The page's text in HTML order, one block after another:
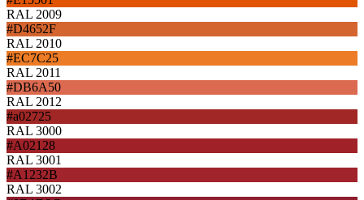
RAL 2009
#D4652F
RAL 2010
#EC7C25
RAL 2011
#DB6A50
RAL 2012
#a02725
RAL 3000
#A02128
RAL 3001
#A1232B
RAL 3002